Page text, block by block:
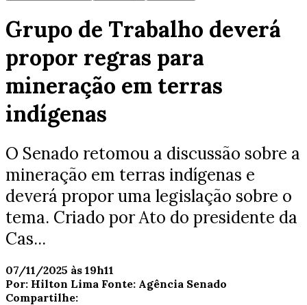
Grupo de Trabalho deverá
propor regras para
mineração em terras
indígenas
O Senado retomou a discussão sobre a
mineração em terras indígenas e
deverá propor uma legislação sobre o
tema. Criado por Ato do presidente da
Cas...
07/11/2025 às 19h11
Por: Hilton Lima Fonte: Agência Senado
Compartilhe: